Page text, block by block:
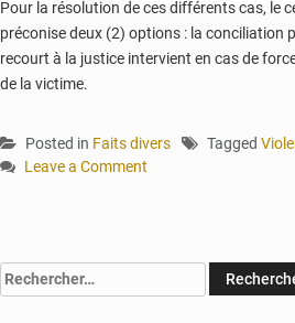
Pour la résolution de ces différents cas, le
préconise deux (2) options : la conciliation
recourt à la justice intervient en cas de
de la victime.
Posted in Faits divers Tagged
Leave a Comment
:
plus
Rechercher :